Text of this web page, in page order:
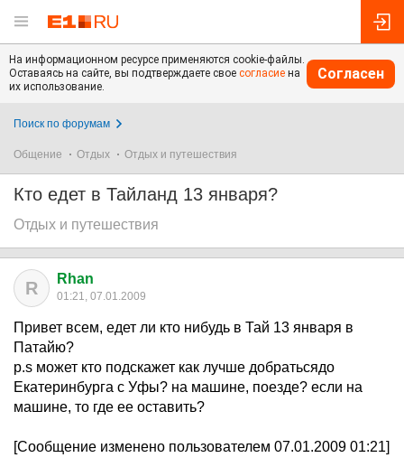
На информационном ресурсе применяются cookie-файлы.
Оставаясь на сайте, вы подтверждаете свое согласие на
их использование.
Согласен
Поиск по форумам
Общение Отдых Отдых и путешествия
Кто едет в Тайланд 13 января?
Отдых и путешествия
R Rhan
01:21, 07.01.2009
Привет всем, едет ли кто нибудь в Тай 13 января в
Патайю?
p.s может кто подскажет как лучше добратьсядо
Екатеринбурга с Уфы? на машине, поезде? если на
машине, то где ее оставить?
[Сообщение изменено пользователем 07.01.2009 01:21]